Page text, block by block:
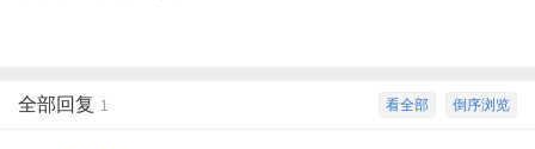
倒序浏览
看全部
全部回复 1